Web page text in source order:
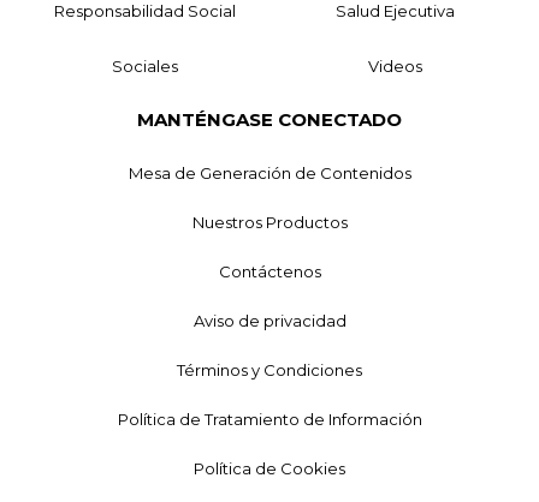
Responsabilidad Social Salud Ejecutiva
Sociales Videos
MANTÉNGASE CONECTADO
Mesa de Generación de Contenidos
Nuestros Productos
Contáctenos
Aviso de privacidad
Términos y Condiciones
Política de Tratamiento de Información
Política de Cookies